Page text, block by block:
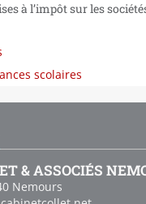
à l’impôt sur les
scolaires
& ASSOCIÉS
Nemours